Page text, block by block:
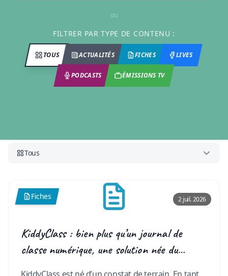
ou
FILTRER PAR TYPE DE CONTENU :
TOUS ACTUALITÉS FICHES LIVES
PODCASTS ÉMISSIONS TV
Tous
Fiches 2 juil. 2026
KiddyClass : bien plus qu’un journal de
classe numérique, une solution née du